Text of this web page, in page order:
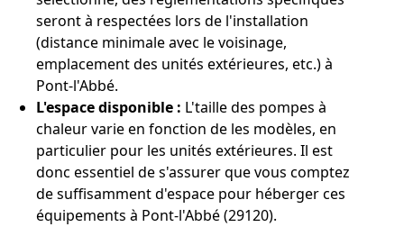
seront à respectées lors de l'installation
(distance minimale avec le voisinage,
emplacement des unités extérieures, etc.) à
Pont-l'Abbé.
L'espace disponible : L'taille des pompes à
chaleur varie en fonction de les modèles, en
particulier pour les unités extérieures. Il est
donc essentiel de s'assurer que vous comptez
de suffisamment d'espace pour héberger ces
équipements à Pont-l'Abbé (29120).